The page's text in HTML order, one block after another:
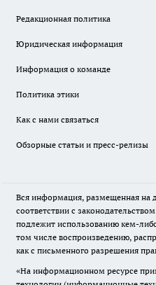
Редакционная политика
Юридическая информация
Информация о команде
Политика этики
Как с нами связаться
Обзорные статьи и пресс-релизы
Вся информация, размещенная на
соответствии с
подлежит использованию кем-
том числе воспроизведению,
как с письменного разрешения
«На информационном ресурсе